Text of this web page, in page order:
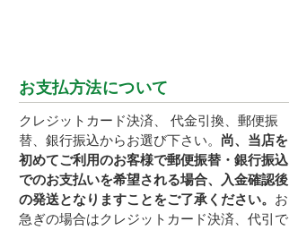
お支払方法について
クレジットカード決済、 代金引換、郵便振
替、銀行振込からお選び下さい。 尚、当店を
初めてご利用のお客様で郵便振替・銀行振込
でのお支払いを希望される場合、入金確認後
の発送となりますことをご了承ください。 お
急ぎの場合はクレジットカード決済、代引で